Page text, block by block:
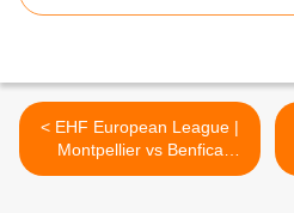
< EHF European League |
Montpellier vs Benfica
(12.12.2022)